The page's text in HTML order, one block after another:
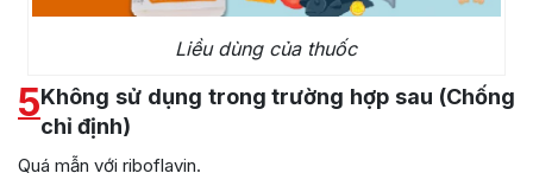
Liều dùng của thuốc
5Không sử dụng trong trường hợp sau (Chống
chỉ định)
Quá mẫn với riboflavin.